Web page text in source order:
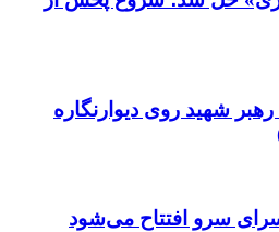
رهبر شهید روی دیوارنگاره
سرو افتتاح می‌شود